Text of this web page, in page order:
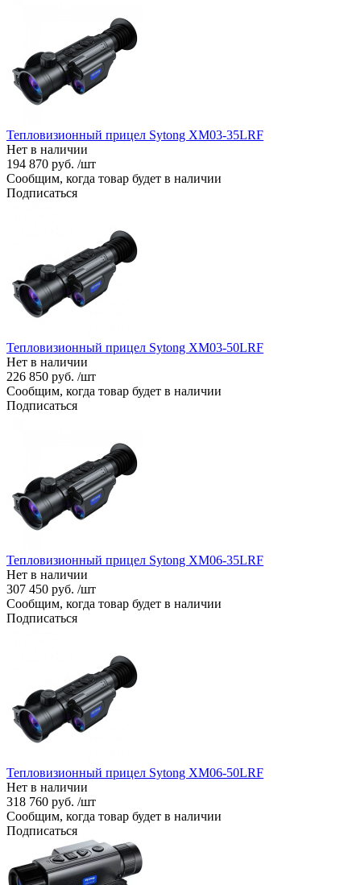
Тепловизионный прицел Sytong XM03-35LRF
Нет в наличии
194 870 руб. /шт
Сообщим, когда товар будет в наличии
Подписаться
Тепловизионный прицел Sytong XM03-50LRF
Нет в наличии
226 850 руб. /шт
Сообщим, когда товар будет в наличии
Подписаться
Тепловизионный прицел Sytong XM06-35LRF
Нет в наличии
307 450 руб. /шт
Сообщим, когда товар будет в наличии
Подписаться
Тепловизионный прицел Sytong XM06-50LRF
Нет в наличии
318 760 руб. /шт
Сообщим, когда товар будет в наличии
Подписаться